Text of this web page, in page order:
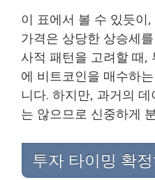
이 표에서 볼 수 있듯이
가격은 상당한 상승세
사적 패턴을 고려할 때,
에 비트코인을 매수하
니다. 하지만, 과거의
는 않으므로 신중하게
투자 타이밍 확